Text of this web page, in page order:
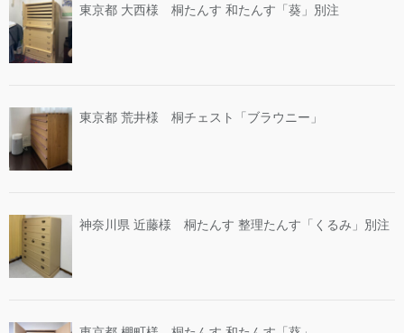
東京都 大西様 桐たんす 和たんす「葵」別注
東京都 荒井様 桐チェスト「ブラウニー」
神奈川県 近藤様 桐たんす 整理たんす「くるみ」別注